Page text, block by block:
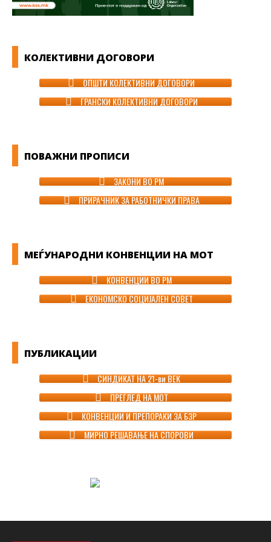
КОЛЕКТИВНИ ДОГОВОРИ
ОПШТИ КОЛЕКТИВНИ ДОГОВОРИ
ГРАНСКИ КОЛЕКТИВНИ ДОГОВОРИ
ПОВАЖНИ ПРОПИСИ
ЗАКОНИ ВО РМ
ПРИРАЧНИК ЗА РАБОТНИЧКИ ПРАВА
МЕЃУНАРОДНИ КОНВЕНЦИИ НА МОТ
КОНВЕНЦИИ ВО РМ
ЕКОНОМСКО СОЦИЈАЛЕН СОВЕТ
ПУБЛИКАЦИИ
СИНДИКАТ НА 21-ви ВЕК
ПРЕГЛЕД НА МОТ
КОНВЕНЦИИ И ПРЕПОРАКИ ЗА БЗР
МИРНО РЕШАВАЊЕ НА СПОРОВИ